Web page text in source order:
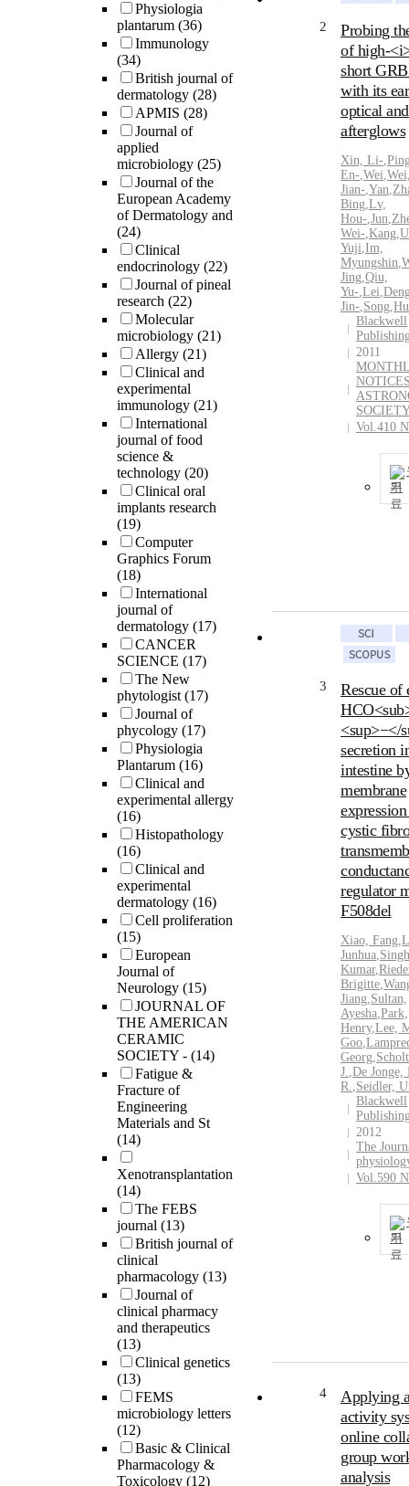
Physiologia
plantarum (36)
Immunology
(34)
British journal of
dermatology (28)
APMIS (28)
Journal of
applied
microbiology (25)
Journal of the
European Academy
of Dermatology and
(24)
Clinical
endocrinology (22)
Journal of pineal
research (22)
Molecular
microbiology (21)
Allergy (21)
Clinical and
experimental
immunology (21)
International
journal of food
science &
technology (20)
Clinical oral
implants research
(19)
Computer
Graphics Forum
(18)
International
journal of
dermatology (17)
CANCER
SCIENCE (17)
The New
phytologist(17)
Journal of
phycology (17)
Physiologia
Plantarum (16)
Clinical and
experimental allergy
(16)
Histopathology
(16)
Clinical and
experimental
dermatology (16)
Cell proliferation
(15)
European
Journal of
Neurology (15)
JOURNAL OF
THE AMERICAN
CERAMIC
SOCIETY - (14)
Fatigue &
Fracture of
Engineering
Materials and St
(14)
Xenotransplantation
(14)
The FEBS
journal (13)
British journal of
clinical
pharmacology (13)
Journal of
clinical pharmacy
and therapeutics
(13)
Clinical genetics
(13)
FEMS
microbiology letters
(12)
Basic & Clinical
Pharmacology &
Toxicology (12)
2
Probing
of
short
with its
optical
afterglows
Xin, Li‐,
En‐,Wei,
Jian‐,Yan,
Bing,Lv,
Hou‐,Jun,
Wei‐,Kang,
Yuji,Im,
Myungshin,
Jing,Qiu,
Yu‐,Lei,
Jin‐,Song,
Blackwell
2011
Vol.410
기
3
Rescue of
<sup>−</
secretion
intestine
membrane
cystic
regulator
F508del
Xiao, Fang,
Junhua,
Kumar,
Brigitte,
Jiang,Sultan,
Ayesha,Park,
Henry,Lee,
Goo,
Georg,
J.,De Jonge,
R.,Seidler,
Blackwell
2012
The
Vol.590
기
4
Applying
activity
online
group
analysis